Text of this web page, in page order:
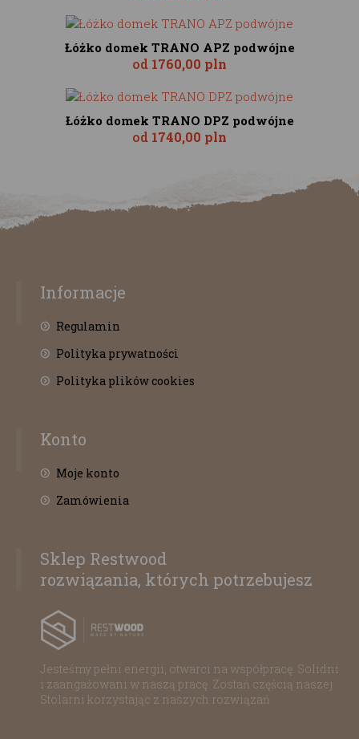
Łóżko domek TRANO APZ podwójne
od 1760,00 pln
Łóżko domek TRANO DPZ podwójne
od 1740,00 pln
Informacje
Regulamin
Polityka prywatności
Polityka plików cookies
Konto
Moje konto
Zamówienia
Sklep Restwood
rozwiązania, których potrzebujesz
Jesteśmy pełni energii, otwarci na współpracę. Solidni
i zaangażowani w naszą pracę. Zostań częścią naszej
Stolarni korzystając z naszych rozwiązań